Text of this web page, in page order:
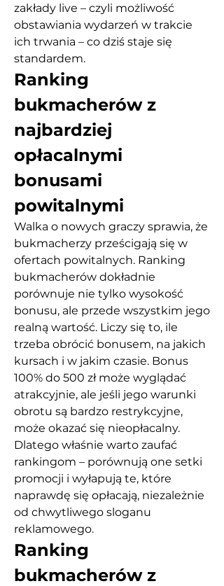
zakłady live – czyli możliwość
obstawiania wydarzeń w trakcie
ich trwania – co dziś staje się
standardem.
Ranking
bukmacherów z
najbardziej
opłacalnymi
bonusami
powitalnymi
Walka o nowych graczy sprawia, że
bukmacherzy prześcigają się w
ofertach powitalnych. Ranking
bukmacherów dokładnie
porównuje nie tylko wysokość
bonusu, ale przede wszystkim jego
realną wartość. Liczy się to, ile
trzeba obrócić bonusem, na jakich
kursach i w jakim czasie. Bonus
100% do 500 zł może wyglądać
atrakcyjnie, ale jeśli jego warunki
obrotu są bardzo restrykcyjne,
może okazać się nieopłacalny.
Dlatego właśnie warto zaufać
rankingom – porównują one setki
promocji i wyłapują te, które
naprawdę się opłacają, niezależnie
od chwytliwego sloganu
reklamowego.
Ranking
bukmacherów z